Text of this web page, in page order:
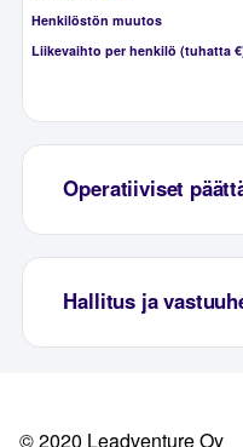
Henkilöstön muutos
Liikevaihto per henkilö (tuhatta
Operatiiviset
Hallitus ja
© 2020 Leadventure Oy